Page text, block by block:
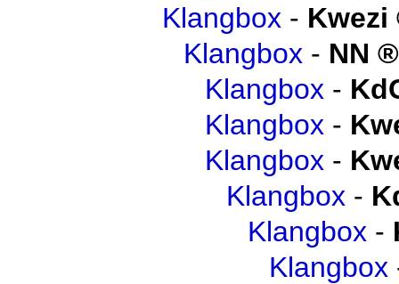
Klangbox - Kwezi
Klangbox - NN
Klangbox -
Klangbox -
Klangbox -
Klangbox -
Klangbox -
Klangbox